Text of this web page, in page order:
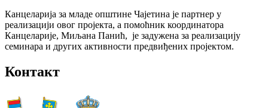
Канцеларија за младе општине Чајетина је партнер у
реализацији овог пројекта, а помоћник координатора
Канцеларије, Миљана Панић, је задужена за реализацију
семинара и других активности предвиђених пројектом.
Контакт